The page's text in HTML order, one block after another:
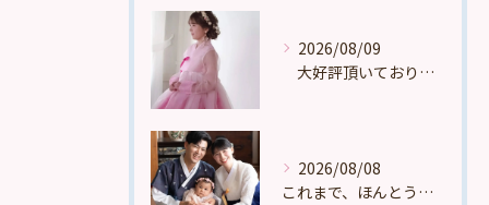
2026/08/09
大好評頂いております。
2026/08/08
これまで、ほんとうに多くの、たくさんの、数え切れないほどのお...